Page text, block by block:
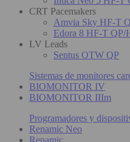
CRT Pacemakers
Amvia Sky HF-T
Edora 8 HF-T QP/
LV Leads
Sentus OTW QP
Sistemas de monitores
BIOMONITOR IV
BIOMONITOR IIIm
Programadores y
Renamic Neo
Renamic